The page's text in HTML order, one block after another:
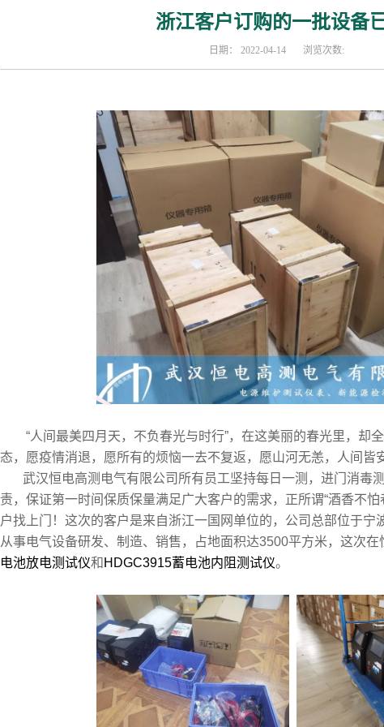
浙江客户订购的一批设备
日期： 2022-04-14 浏览次数:
“人间最美四月天，不负春光与时行”，在这美丽的春光里，却
态，愿疫情消退，愿所有的烦恼一去不复返，愿山河无恙，人间皆
武汉恒电高测电气有限公司所有员工坚持每日一测，进门消毒
责，保证第一时间保质保量满足广大客户的需求，正所谓“酒香不
户找上门！ 这次的客户是来自浙江一国网单位的，公司总部位于宁
从事电气设备研发、制造、销售，占地面积达3500平方米，这次
电池放电测试仪和 HDGC3915蓄电池内阻测试仪。